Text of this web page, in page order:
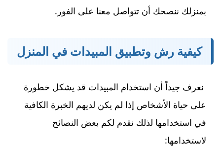
بمنزلك ننصحك أن تتواصل معنا على الفور.
كيفية رش وتطبيق المبيدات في المنزل
نعرف جيداً أن استخدام المبيدات قد يشكل خطورة
على حياة الأشخاص إذا لم يكن لديهم الخبرة الكافية
في استخدامها لذلك نقدم لكم بعض النصائح
لاستخدامها: